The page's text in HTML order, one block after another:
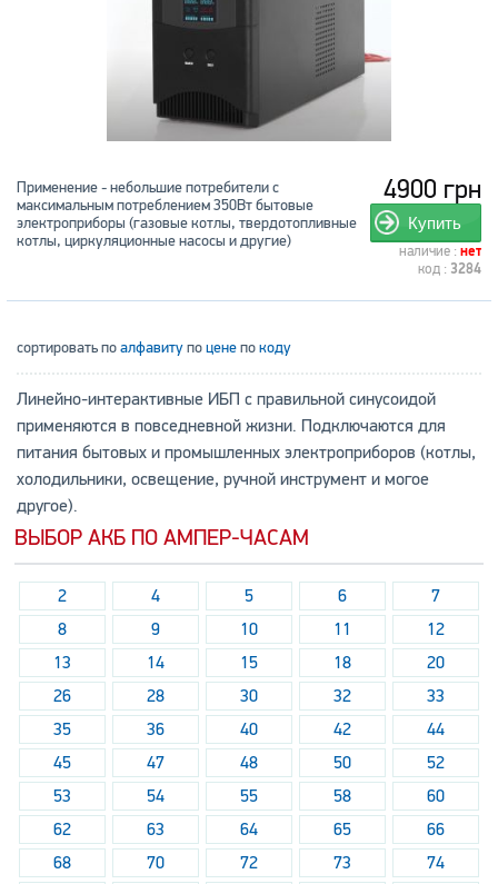
4900 грн
Купить
наличие : нет
код : 3284
Применение - небольшие потребители с
максимальным потреблением 350Вт бытовые
электроприборы (газовые котлы, твердотопливные
котлы, циркуляционные насосы и другие)
сортировать поалфавитупоценепокоду
Линейно-интерактивные ИБП с правильной синусоидой
применяются в повседневной жизни. Подключаются для
питания бытовых и промышленных электроприборов (котлы,
холодильники, освещение, ручной инструмент и могое
другое).
ВЫБОР АКБ ПО АМПЕР-ЧАСАМ
2 4 5 6
7
8
9 10 11
12
13
14 15 18
20
26
28 30 32
33
35
36 40 42
44
45
47 48 50
52
53
54 55 58
60
62
63 64 65
66
68
70 72 73
74